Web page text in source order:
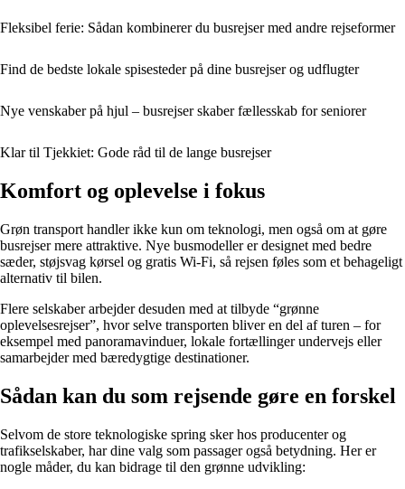
Fleksibel ferie: Sådan kombinerer du busrejser med andre rejseformer
Find de bedste lokale spisesteder på dine busrejser og udflugter
Nye venskaber på hjul – busrejser skaber fællesskab for seniorer
Klar til Tjekkiet: Gode råd til de lange busrejser
Komfort og oplevelse i fokus
Grøn transport handler ikke kun om teknologi, men også om at gøre
busrejser mere attraktive. Nye busmodeller er designet med bedre
sæder, støjsvag kørsel og gratis Wi-Fi, så rejsen føles som et behageligt
alternativ til bilen.
Flere selskaber arbejder desuden med at tilbyde “grønne
oplevelsesrejser”, hvor selve transporten bliver en del af turen – for
eksempel med panoramavinduer, lokale fortællinger undervejs eller
samarbejder med bæredygtige destinationer.
Sådan kan du som rejsende gøre en forskel
Selvom de store teknologiske spring sker hos producenter og
trafikselskaber, har dine valg som passager også betydning. Her er
nogle måder, du kan bidrage til den grønne udvikling: